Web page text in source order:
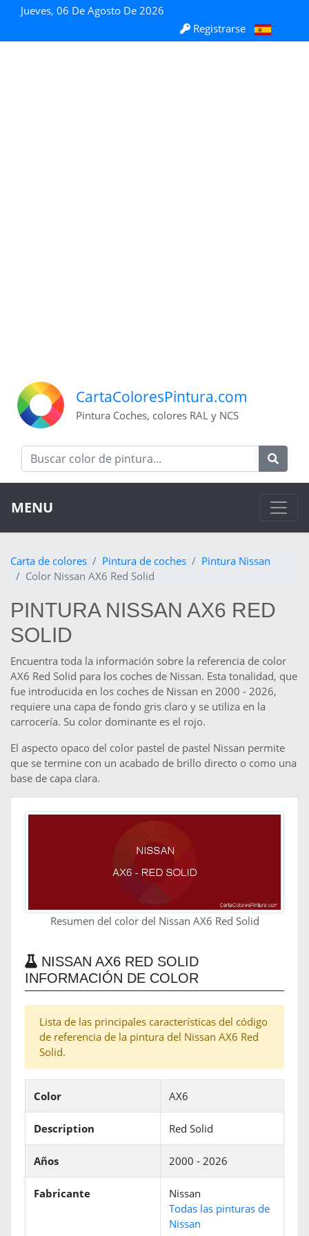
Jueves, 06 De Agosto De 2026
Registrarse
CartaColoresPintura.com
Pintura Coches, colores RAL y NCS
MENU
Carta de colores Pintura de coches
Pintura Nissan
Color Nissan AX6 Red Solid
PINTURA NISSAN AX6 RED
SOLID
Encuentra toda la información sobre la referencia de color
AX6 Red Solid para los coches de Nissan. Esta tonalidad, que
fue introducida en los coches de Nissan en 2000 - 2026,
requiere una capa de fondo gris claro y se utiliza en la
carrocería. Su color dominante es el rojo.
El aspecto opaco del color pastel de pastel Nissan permite
que se termine con un acabado de brillo directo o como una
base de capa clara.
Resumen del color del Nissan AX6 Red Solid
NISSAN AX6 RED SOLID
INFORMACIÓN DE COLOR
Lista de las principales características del código
de referencia de la pintura del Nissan AX6 Red
Solid.
Color AX6
Description Red Solid
Años 2000 - 2026
Fabricante
Nissan
Todas las pinturas de
Nissan